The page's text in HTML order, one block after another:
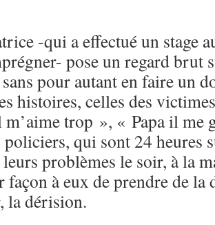
-qui a effectué un stage
pose un regard brut
pour autant en faire un
histoires, celles des
trop », « Papa il me
policiers, qui sont 24 heures
problèmes le soir, à la
à eux de prendre de la
la dérision.